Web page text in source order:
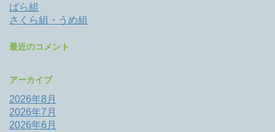
ばら組
さくら組・うめ組
最近のコメント
アーカイブ
2026年8月
2026年7月
2026年6月